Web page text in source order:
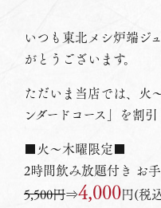
いつも東北メシ炉端ジ
がとうございます。
ただいま当店では、火
ンダードコース」を割
■火～木曜限定■
2時間飲み放題付き お
5,500円⇒4,000円(税